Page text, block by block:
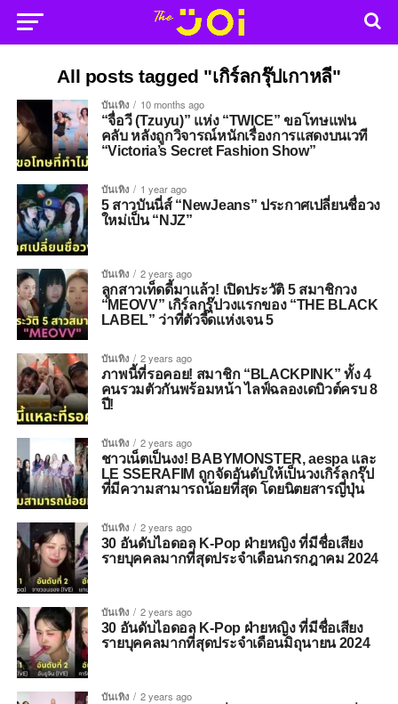
All posts tagged "เกิร์ลกรุ๊ปเกาหลี"
บันเทิง 10 months ago
“จื่อวี (Tzuyu)” แห่ง “TWICE” ขอโทษแฟน
คลับ หลังถูกวิจารณ์หนักเรื่องการแสดงบนเวที
“Victoria’s Secret Fashion Show”
บันเทิง 1 year ago
5 สาวบันนี่ส์ “NewJeans” ประกาศเปลี่ยนชื่อวง
ใหม่เป็น “NJZ”
บันเทิง 2 years ago
ลูกสาวเท็ดดี้มาแล้ว! เปิดประวัติ 5 สมาชิกวง
“MEOVV” เกิร์ลกรุ๊ปวงแรกของ “THE BLACK
LABEL” ว่าที่ตัวจี๊ดแห่งเจน 5
บันเทิง 2 years ago
ภาพนี้ที่รอคอย! สมาชิก “BLACKPINK” ทั้ง 4
คนรวมตัวกันพร้อมหน้า ไลฟ์ฉลองเดบิวต์ครบ 8
ปี!
บันเทิง 2 years ago
ชาวเน็ตเป็นงง! BABYMONSTER, aespa และ
LE SSERAFIM ถูกจัดอันดับให้เป็นวงเกิร์ลกรุ๊ป
ที่มีความสามารถน้อยที่สุด โดยนิตยสารญี่ปุ่น
บันเทิง 2 years ago
30 อันดับไอดอล K-Pop ฝ่ายหญิง ที่มีชื่อเสียง
รายบุคคลมากที่สุดประจำเดือนกรกฎาคม 2024
บันเทิง 2 years ago
30 อันดับไอดอล K-Pop ฝ่ายหญิง ที่มีชื่อเสียง
รายบุคคลมากที่สุดประจำเดือนมิถุนายน 2024
บันเทิง 2 years ago